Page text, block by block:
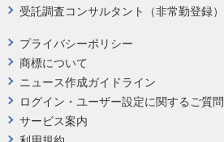
プライバシーポリシー
商標について
ニュース作成ガイドライン
ログイン・ユーザー設定に関するご質問
サービス案内
受託調査コンサルタント（非常勤登録）